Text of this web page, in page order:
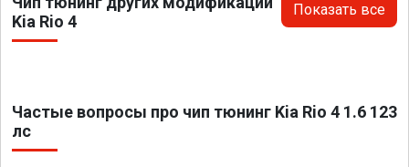
Kia Rio 4
Показать все
Частые вопросы про чип тюнинг Kia Rio 4 1.6 123
лс